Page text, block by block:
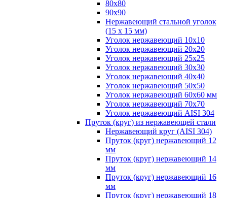
80х80
90х90
Нержавеющий стальной уголок
(15 х 15 мм)
Уголок нержавеющий 10х10
Уголок нержавеющий 20х20
Уголок нержавеющий 25х25
Уголок нержавеющий 30х30
Уголок нержавеющий 40х40
Уголок нержавеющий 50х50
Уголок нержавеющий 60х60 мм
Уголок нержавеющий 70х70
Уголок нержавеющий AISI 304
Пруток (круг) из нержавеющей стали
Нержавеющий круг (AISI 304)
Пруток (круг) нержавеющий 12
мм
Пруток (круг) нержавеющий 14
мм
Пруток (круг) нержавеющий 16
мм
Пруток (круг) нержавеющий 18